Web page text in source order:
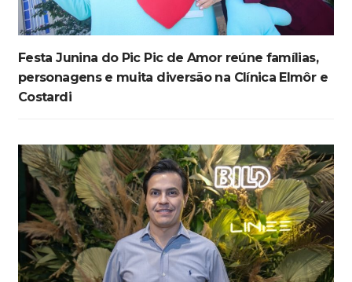
Festa Junina do Pic Pic de Amor reúne famílias,
personagens e muita diversão na Clínica Elmôr e
Costardi